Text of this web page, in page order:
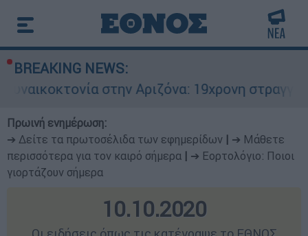
BREAKING NEWS:
στην Αριζόνα: 19χρονη στραγγαλίστηκε
Πρωινή ενημέρωση:
➔ Δείτε τα πρωτοσέλιδα των εφημερίδων
➔ Μάθετε
περισσότερα για τον καιρό σήμερα
➔ Εορτολόγιο: Ποιοι
γιορτάζουν σήμερα
10.10.2020